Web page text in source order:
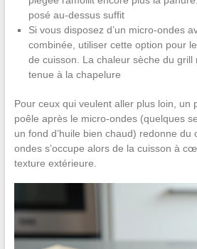
posé au-dessus suffit
Si vous disposez d’un micro-ondes
combinée, utiliser cette option pour
de cuisson. La chaleur sèche du grill
tenue à la chapelure
Pour ceux qui veulent aller plus loin, un
poêle après le micro-ondes (quelques
un fond d’huile bien chaud) redonne du
ondes s’occupe alors de la cuisson à
texture extérieure.